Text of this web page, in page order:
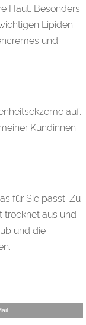
Haut. Besonders
Lipiden
und
auf.
Kundinnen
für Sie passt. Zu
trocknet aus und
und die